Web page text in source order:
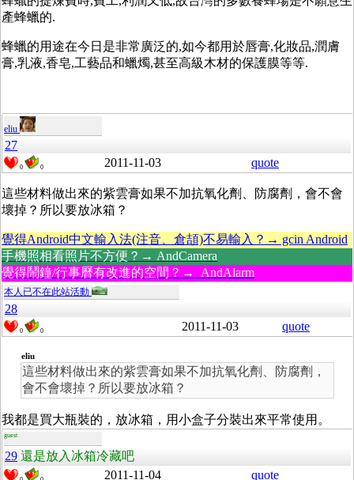
產蜂蠟的.
蜂蠟的用途在今日是非常廣泛的,如今都用於唇膏,化妝品,潤膚
膏,乳液,香皂,工藝品和蠟燭,甚至高級木材的保護膜等等.
eliu
27
0 0 2011-11-03 quote
這些材料做出來的紫雲膏如果不加抗氧化劑、防腐劑，會不會
壞掉？所以要放冰箱？
覺得Android中文輸入法(注音、倉頡)不易輸入？→ gcin Android
手機照相看照片不方便？→ AndCamera
覺得鬧鐘/行事曆有改進的空間？→ AndAlarm
本人已不在此站活動
28
0 0 2011-11-03 quote
eliu
這些材料做出來的紫雲膏如果不加抗氧化劑、防腐劑，
會不會壞掉？所以要放冰箱？
我都是買大瓶裝的，放冰箱，用小盒子分裝出來平常使用。
guest
29 還是放入冰箱冷藏吧
2011-11-04 quote